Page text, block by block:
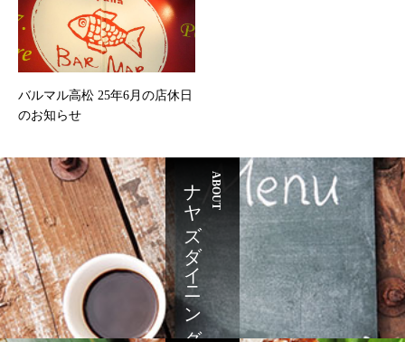
バルマル高松 25年6月の店休日
のお知らせ
ABOUT
ナヤズダイニング